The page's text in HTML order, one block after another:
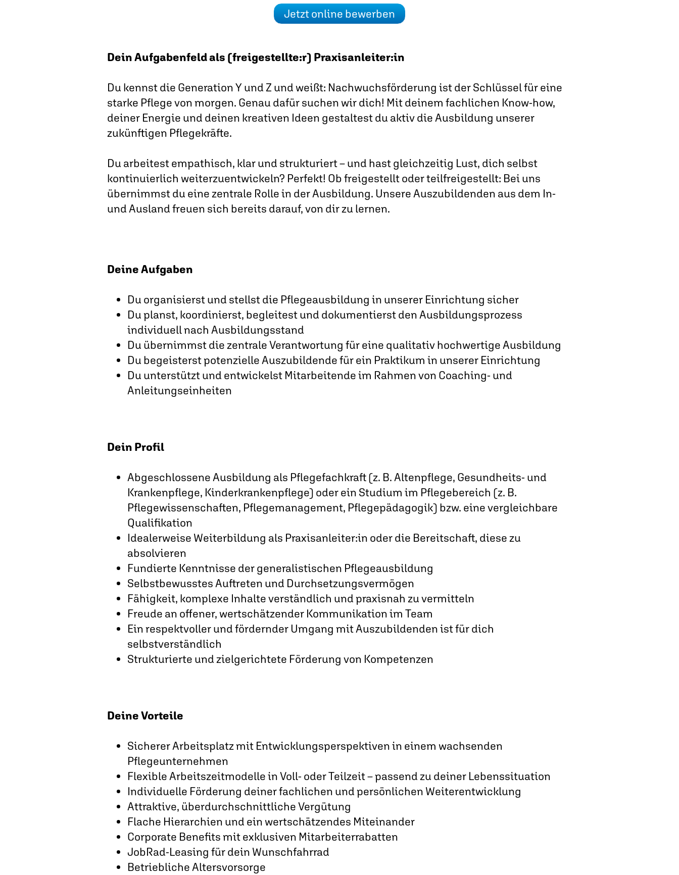
Jetzt online bewerben
Dein Aufgabenfeld als (freigestellte:r) Praxisanleiter:in
Du kennst die Generation Y und Z und weißt: Nachwuchsförderung ist der Schlüssel für eine
starke Pflege von morgen. Genau dafür suchen wir dich! Mit deinem fachlichen Know-how,
deiner Energie und deinen kreativen Ideen gestaltest du aktiv die Ausbildung unserer
zukünftigen Pflegekräfte.
Du arbeitest empathisch, klar und strukturiert – und hast gleichzeitig Lust, dich selbst
kontinuierlich weiterzuentwickeln? Perfekt! Ob freigestellt oder teilfreigestellt: Bei uns
übernimmst du eine zentrale Rolle in der Ausbildung. Unsere Auszubildenden aus dem In-
und Ausland freuen sich bereits darauf, von dir zu lernen.
Deine Aufgaben
Du organisierst und stellst die Pflegeausbildung in unserer Einrichtung sicher
Du planst, koordinierst, begleitest und dokumentierst den Ausbildungsprozess
individuell nach Ausbildungsstand
Du übernimmst die zentrale Verantwortung für eine qualitativ hochwertige Ausbildung
Du begeisterst potenzielle Auszubildende für ein Praktikum in unserer Einrichtung
Du unterstützt und entwickelst Mitarbeitende im Rahmen von Coaching- und
Anleitungseinheiten
Dein Profil
Abgeschlossene Ausbildung als Pflegefachkraft (z. B. Altenpflege, Gesundheits- und
Krankenpflege, Kinderkrankenpflege) oder ein Studium im Pflegebereich (z. B.
Pflegewissenschaften, Pflegemanagement, Pflegepädagogik) bzw. eine vergleichbare
Qualifikation
Idealerweise Weiterbildung als Praxisanleiter:in oder die Bereitschaft, diese zu
absolvieren
Fundierte Kenntnisse der generalistischen Pflegeausbildung
Selbstbewusstes Auftreten und Durchsetzungsvermögen
Fähigkeit, komplexe Inhalte verständlich und praxisnah zu vermitteln
Freude an offener, wertschätzender Kommunikation im Team
Ein respektvoller und fördernder Umgang mit Auszubildenden ist für dich
selbstverständlich
Strukturierte und zielgerichtete Förderung von Kompetenzen
Deine Vorteile
Sicherer Arbeitsplatz mit Entwicklungsperspektiven in einem wachsenden
Pflegeunternehmen
Flexible Arbeitszeitmodelle in Voll- oder Teilzeit – passend zu deiner Lebenssituation
Individuelle Förderung deiner fachlichen und persönlichen Weiterentwicklung
Attraktive, überdurchschnittliche Vergütung
Flache Hierarchien und ein wertschätzendes Miteinander
Corporate Benefits mit exklusiven Mitarbeiterrabatten
JobRad-Leasing für dein Wunschfahrrad
Betriebliche Altersvorsorge